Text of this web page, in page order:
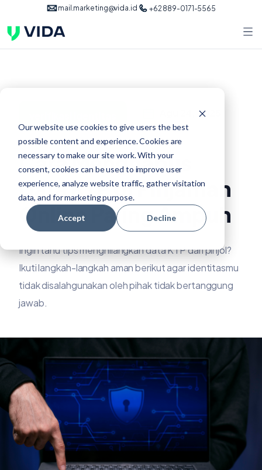
Our website use cookies to give users the best
possible content and experience. Cookies are
necessary to make our site work. With your
consent, cookies can be used to improve user
experience, analyze website traffic, gather visitation
data, and for marketing purpose.
Accept Decline
mail.marketing@vida.id +62 889-0171-5565
Agu 24, 2025
Cara Menghapus
Data KTP di Pinjaman
Online Paling Ampuh
Ingin tahu tips menghilangkan data KTP dari pinjol?
Ikuti langkah-langkah aman berikut agar identitasmu
tidak disalahgunakan oleh pihak tidak bertanggung
jawab.